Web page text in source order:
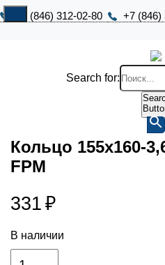
+7 (846) 312-02-80 +7 (846)
Search for:
Кольцо 155х160-
FPM
331 ₽
В наличии